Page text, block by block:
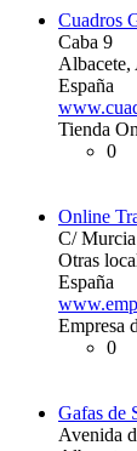
Cuadros
Caba 9
Albacete,
España
Tienda
0
Online
C/
Otras
España
Empresa
0
Gafas de
Avenida